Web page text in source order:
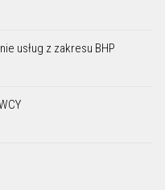
usług z zakresu BHP